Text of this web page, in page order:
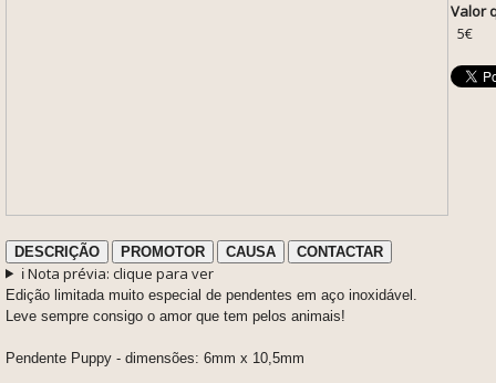
Valor
5€
DESCRIÇÃO PROMOTOR CAUSA CONTACTAR
ℹ️ Nota prévia: clique para ver
Edição limitada muito especial de pendentes em aço inoxidável
Leve sempre consigo o amor que tem pelos animais!
Pendente Puppy - dimensões: 6mm x 10,5mm